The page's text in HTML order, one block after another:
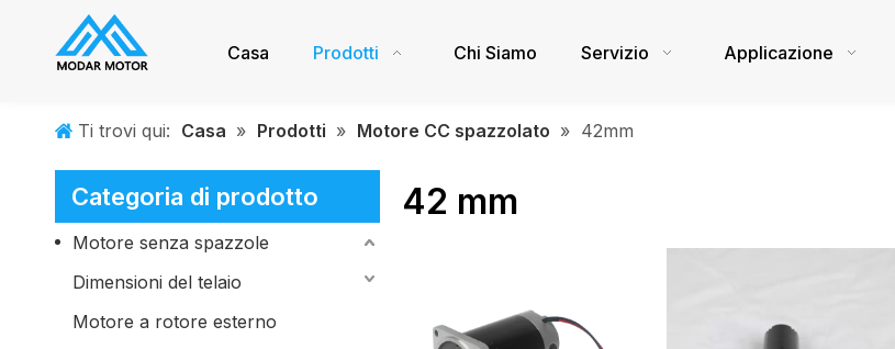
Casa Prodotti Chi Siamo Servizio Applicazione
Ti trovi qui: Casa » Prodotti » Motore CC spazzolato » 42mm
Categoria di prodotto
Motore senza spazzole
Dimensioni del telaio
Motore a rotore esterno
42 mm